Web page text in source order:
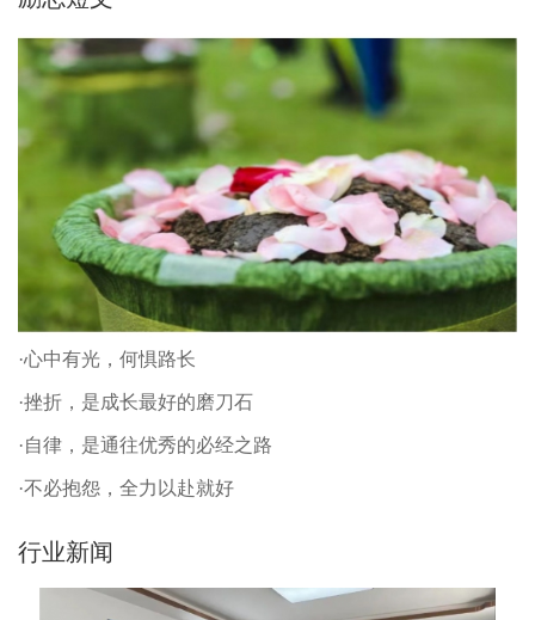
·心中有光，何惧路长
·挫折，是成长最好的磨刀石
·自律，是通往优秀的必经之路
·不必抱怨，全力以赴就好
行业新闻